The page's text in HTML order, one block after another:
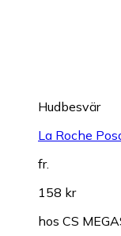
Hudbesvär
La Roche
fr.
158 kr
hos CS